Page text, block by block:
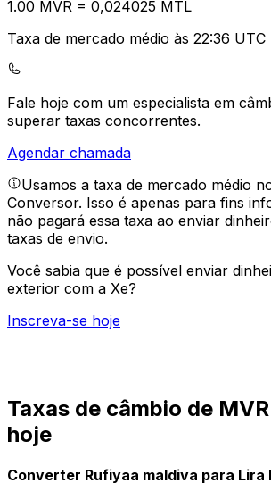
1.00 MVR = 0,024025 MTL
Taxa de mercado médio às 22:36 UTC
Fale hoje com um especialista em
superar taxas concorrentes.
Agendar chamada
Usamos a taxa de mercado médio
Conversor. Isso é apenas para fins
não pagará essa taxa ao enviar
taxas de envio.
Você sabia que é possível enviar
exterior com a Xe?
Inscreva-se hoje
Taxas de câmbio de
hoje
Converter Rufiyaa maldiva para Lira